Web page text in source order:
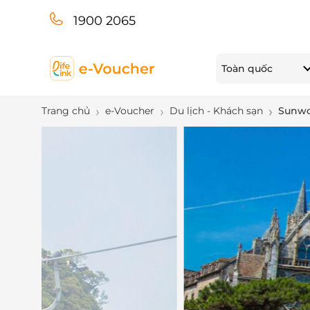
1900 2065
Toàn quốc
Trang chủ e-Voucher Du lịch - Khách sạn